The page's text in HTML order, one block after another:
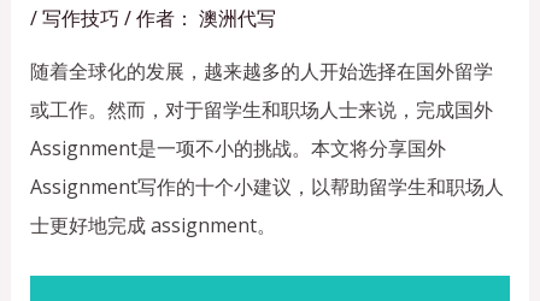
/写作技巧 / 作者： 澳洲代写
随着全球化的发展，越来越多的人开始选择在国外留学
或工作。然而，对于留学生和职场人士来说，完成国外
Assignment是一项不小的挑战。本文将分享国外
Assignment写作的十个小建议，以帮助留学生和职场人
士更好地完成 assignment。